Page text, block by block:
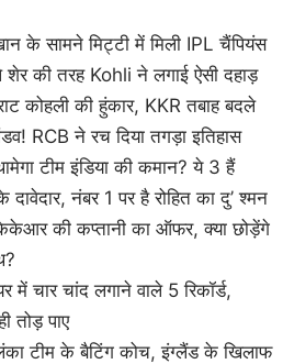
के सामने मिट्टी में मिली IPL चैंपियंस
की तरह Kohli ने लगाई ऐसी दहाड़
कोहली की हुंकार, KKR तबाह बदले
RCB ने रच दिया तगड़ा इतिहास
टीम इंडिया की कमान? ये 3 हैं
नंबर 1 पर है रोहित का दु’ श्मन
केकेआर की कप्तानी का ऑफर, क्या छोड़ेंगे
चार चांद लगाने वाले 5 रिकॉर्ड,
तोड़ पाए
टीम के बैटिंग कोच, इंग्लैंड के खिलाफ